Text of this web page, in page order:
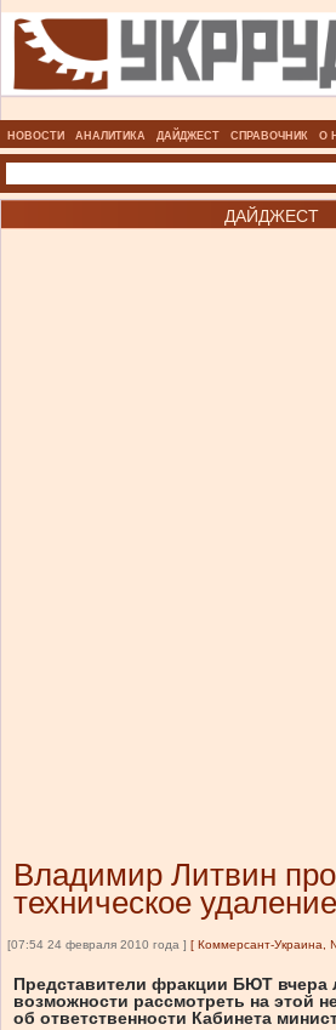
НОВОСТИ АНАЛИТИКА ДАЙДЖЕСТ СПРАВОЧНИК О
ДАЙДЖЕСТ
Владимир Литвин
техническое удаление
[07:54 24 февраля 2010 года ] [ Коммерсант-
Представители фракции БЮТ вчера
возможности рассмотреть на этой
об ответственности Кабинета